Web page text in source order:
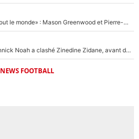
«La porte est ouverte pour tout le monde» : Mason Greenwood et Pierre-Emerick Aubameyang ont quitté l'OM, Amine Gouiri balance sur la suite du mercato et sur la réaction du vestiaire !
«Ça pue du c*l» : Quand Yannick Noah a clashé Zinedine Zidane, avant de se faire recadrer par le nouveau sélectionneur de l'équipe de France !
NEWS FOOTBALL